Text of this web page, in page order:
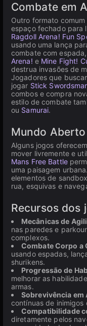
Combate em
Outro formato
espaço fechado para
Ragdoll Arena! Fun
usando uma lança
combate com espada,
Arena! e Mine Fight!
destrua invasões de
Jogadores que
jogar Stick
combos e compra
estilo de combate
ou Samurai.
Mundo
Alguns jogos
mover livremente e
Mans Free Battle
uma paisagem urbana.
elementos de
rua, esquivas e
Recursos dos
Mecânicas de
nas paredes e
complexos.
Combate Corpo a
usando espadas,
shurikens.
Progressão de
melhorar as
armas.
Sobrevivência em
contínuas de inimigos
Compatibilidade
diretamente pelos